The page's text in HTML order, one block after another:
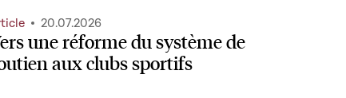
une réforme du système de
aux clubs sportifs
20.07.2026